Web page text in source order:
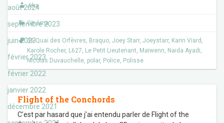
août 2024
septembre 2023
juin 2023
février 2023
février 2022
janvier 2022
décembre 2021
o
Jika
Cinéma
36 Quai des Orfèvres, Braquo, Joey Starr, Joeystarr, Karin Viard ,
Karole Rocher, L627, Le Petit Lieutenant, Maïwenn, Naida Ayadi,
Nicolas Duvauchelle, polar, Police, Polisse
Flight of the Conchords
C’est par hasard que j’ai entendu parler de Flight of the